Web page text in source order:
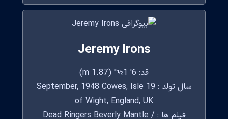
Jeremy Irons
قد: 6' 1½" (1.87 m)
سال تولد : 19 September, 1948 Cowes, Isle
of Wight, England, UK
فیلم ها : Dead Ringers Beverly Mantle /